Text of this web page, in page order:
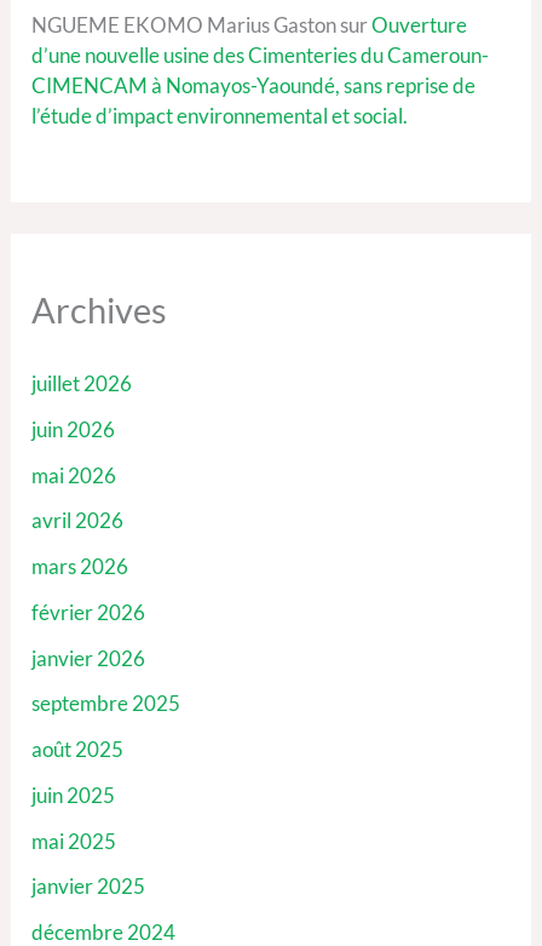
NGUEME EKOMO Marius GastonsurOuverture
d’une nouvelle usine des Cimenteries du Cameroun-
CIMENCAM à Nomayos-Yaoundé, sans reprise de
l’étude d’impact environnemental et social.
Archives
juillet 2026
juin 2026
mai 2026
avril 2026
mars 2026
février 2026
janvier 2026
septembre 2025
août 2025
juin 2025
mai 2025
janvier 2025
décembre 2024